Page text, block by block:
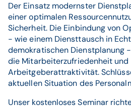
Der Einsatz modernster
einer optimalen
Sicherheit. Die Einbindung von
- wie einem Diensttausch in
demokratischen Dienstplanung
die Mitarbeiterzufriedenheit und
Arbeitgeberattraktivität.
aktuellen Situation des
Unser kostenloses Seminar